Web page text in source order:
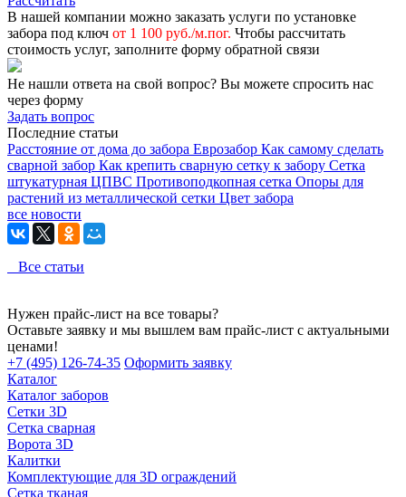
В нашей компании можно заказать услуги по установке
забора под ключ от 1 100 руб./м.пог. Чтобы рассчитать
стоимость услуг, заполните форму обратной связи
Не нашли ответа на свой вопрос? Вы можете спросить нас
через форму
Задать вопрос
Последние статьи
Расстояние от дома до забора Еврозабор Как самому сделать
сварной забор Как крепить сварную сетку к забору Сетка
штукатурная ЦПВС Противоподкопная сетка Опоры для
растений из металлической сетки Цвет забора
все новости
Все статьи
Нужен прайс-лист на все товары?
Оставьте заявку и мы вышлем вам прайс-лист с актуальными
ценами!
+7 (495) 126-74-35 Оформить заявку
Каталог
Каталог заборов
Сетки 3D
Сетка сварная
Ворота 3D
Калитки
Комплектующие для 3D ограждений
Сетка тканая